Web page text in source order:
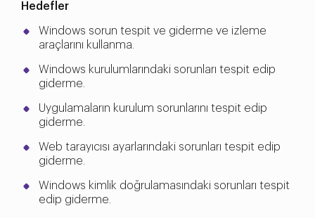
Hedefler
Windows sorun tespit ve giderme ve izleme
araçlarını kullanma.
Windows kurulumlarındaki sorunları tespit edip
giderme.
Uygulamaların kurulum sorunlarını tespit edip
giderme.
Web tarayıcısı ayarlarındaki sorunları tespit edip
giderme.
Windows kimlik doğrulamasındaki sorunları tespit
edip giderme.